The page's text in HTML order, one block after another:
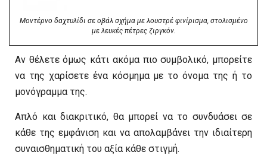
Μοντέρνο δαχτυλίδι σε οβάλ σχήμα με λουστρέ φινίρισμα, στολισμένο
με λευκές πέτρες ζιργκόν.
Αν θέλετε όμως κάτι ακόμα πιο συμβολικό, μπορείτε
να της χαρίσετε ένα κόσμημα με το όνομα της ή το
μονόγραμμα της.
Απλό και διακριτικό, θα μπορεί να το συνδυάσει σε
κάθε της εμφάνιση και να απολαμβάνει την ιδιαίτερη
συναισθηματική του αξία κάθε στιγμή.